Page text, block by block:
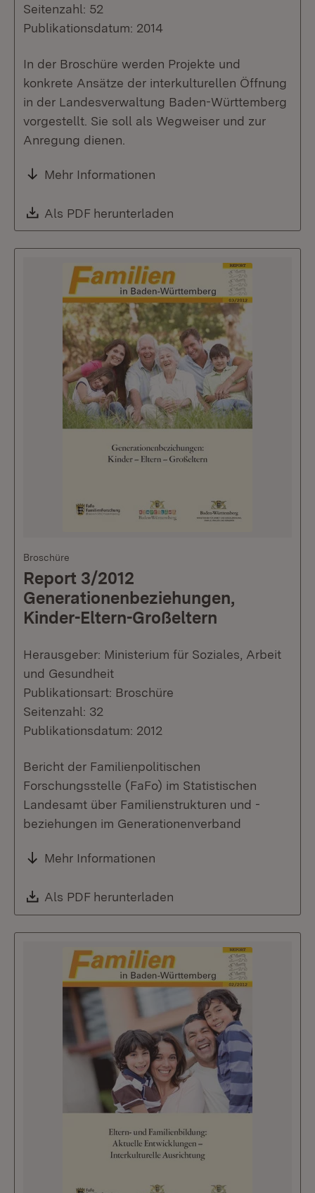
Seitenzahl: 52
Publikationsdatum: 2014
In der Broschüre werden Projekte und
konkrete Ansätze der interkulturellen Öffnung
in der Landesverwaltung Baden-Württemberg
vorgestellt. Sie soll als Wegweiser und zur
Anregung dienen.
Mehr Informationen
Download:
Als PDF herunterladen
Broschüre
Report 3/2012
Generationenbeziehungen,
Kinder-Eltern-Großeltern
Herausgeber: Ministerium für Soziales, Arbeit
und Gesundheit
Publikationsart: Broschüre
Seitenzahl: 32
Publikationsdatum: 2012
Bericht der Familienpolitischen
Forschungsstelle (FaFo) im Statistischen
Landesamt über Familienstrukturen und -
beziehungen im Generationenverband
Mehr Informationen
Download:
Als PDF herunterladen